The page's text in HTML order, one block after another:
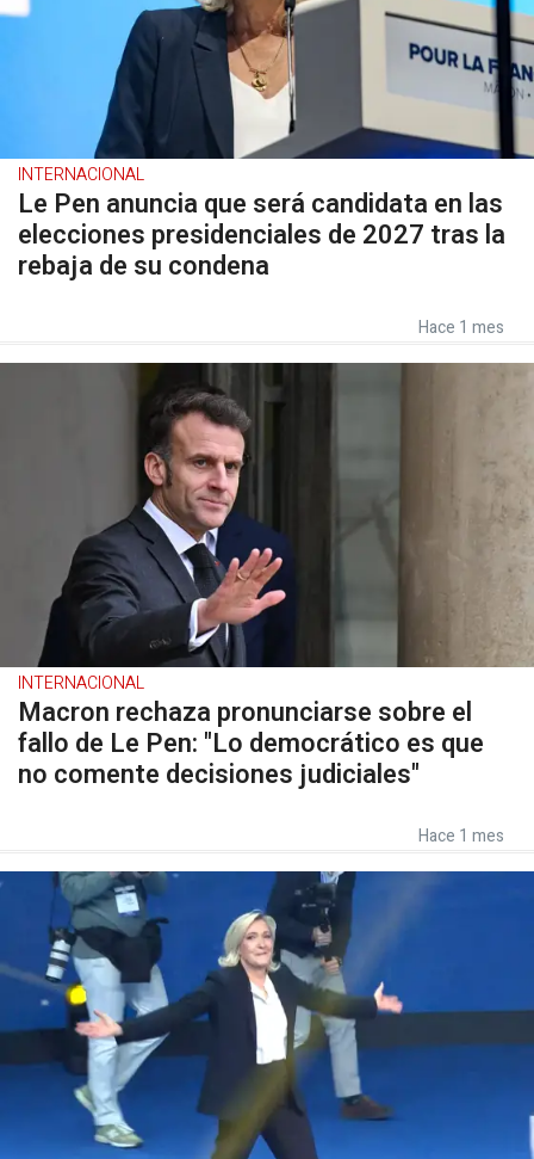
INTERNACIONAL
Le Pen anuncia que será candidata en las
elecciones presidenciales de 2027 tras la
rebaja de su condena
Hace 1 mes
INTERNACIONAL
Macron rechaza pronunciarse sobre el
fallo de Le Pen: "Lo democrático es que
no comente decisiones judiciales"
Hace 1 mes